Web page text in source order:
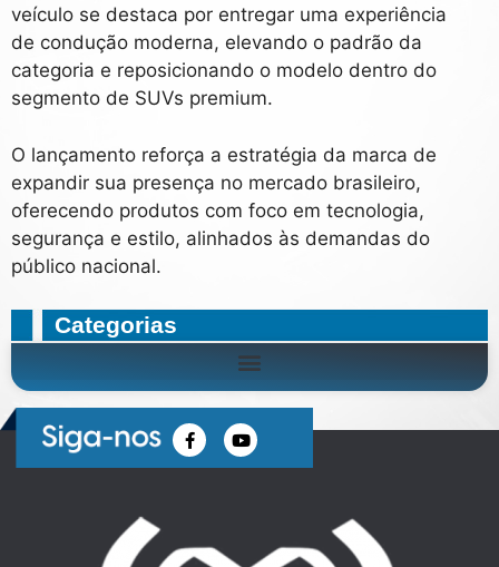
veículo se destaca por entregar uma experiência
de condução moderna, elevando o padrão da
categoria e reposicionando o modelo dentro do
segmento de SUVs premium.
O lançamento reforça a estratégia da marca de
expandir sua presença no mercado brasileiro,
oferecendo produtos com foco em tecnologia,
segurança e estilo, alinhados às demandas do
público nacional.
Categorias